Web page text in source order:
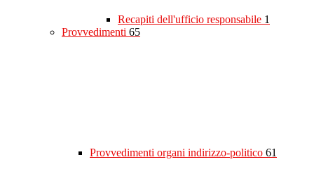
Recapiti dell'ufficio responsabile 1
Provvedimenti 65
Provvedimenti organi indirizzo-politico 61